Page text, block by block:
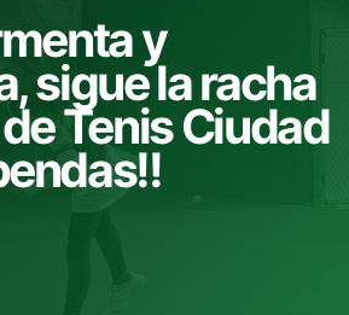
y
sigue la racha
Tenis Ciudad